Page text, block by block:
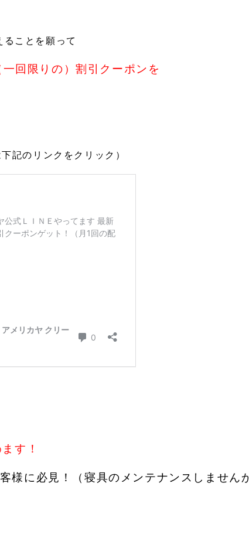
ことを願って
回限りの）割引クーポンを
記のリンクをクリック）
す！
様に必見！（寝具のメンテナンスしません